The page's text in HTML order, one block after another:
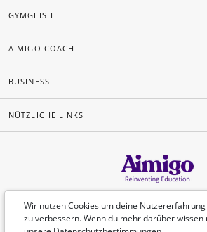
Wir nutzen Cookies um deine
zu verbessern. Wenn du mehr darüber
GYMGLISH
AIMIGO COACH
BUSINESS
NÜTZLICHE LINKS
Deutsch